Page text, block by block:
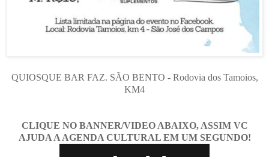
QUIOSQUE BAR FAZ. SÃO BENTO - Rodovia dos Tamoios,
KM4
CLIQUE NO BANNER/VIDEO ABAIXO, ASSIM VC
AJUDA A AGENDA CULTURAL EM UM SEGUNDO!